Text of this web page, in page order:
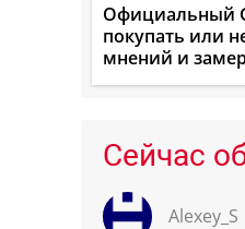
Официальный
покупать или
мнений и
Сейчас
Alexey_S